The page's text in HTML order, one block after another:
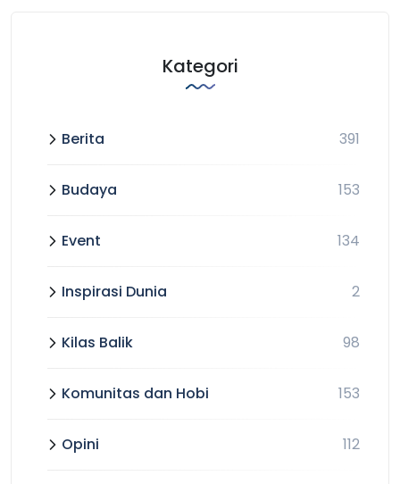
Kategori
Berita 391
Budaya 153
Event 134
Inspirasi Dunia 2
Kilas Balik 98
Komunitas dan Hobi 153
Opini 112